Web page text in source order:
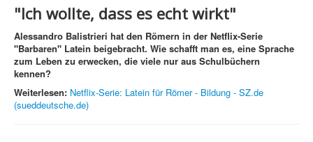
"Ich wollte, dass es echt wirkt"
Alessandro Balistrieri hat den Römern in der Netflix-Serie
"Barbaren" Latein beigebracht. Wie schafft man es, eine Sprache
zum Leben zu erwecken, die viele nur aus Schulbüchern
kennen?
Weiterlesen: Netflix-Serie: Latein für Römer - Bildung - SZ.de
(sueddeutsche.de)